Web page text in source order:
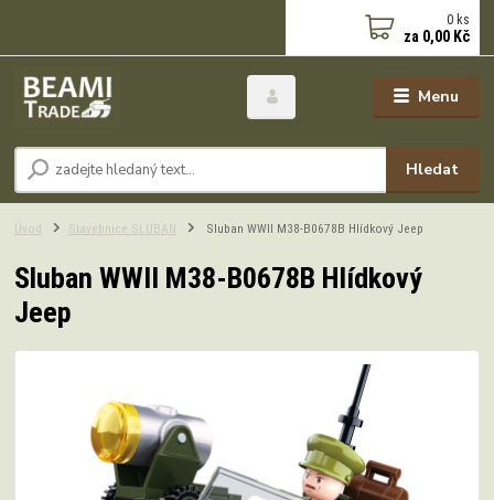
Menu
Hledat
0 ks
za 0,00 Kč
Úvod Stavebnice SLUBAN Sluban WWII M38-B0678B Hlídkový Jeep
Sluban WWII M38-B0678B Hlídkový
Jeep